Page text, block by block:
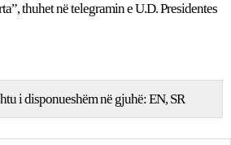
thuhet në telegramin e U.D. Presidentes
i disponueshëm në gjuhë:EN SR